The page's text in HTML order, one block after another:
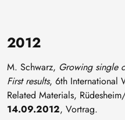
2012
M. Schwarz, Growing single
First results, 6th International
Related Materials,
14.09.2012, Vortrag.